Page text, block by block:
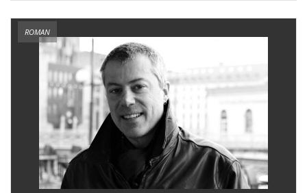
ROMAN